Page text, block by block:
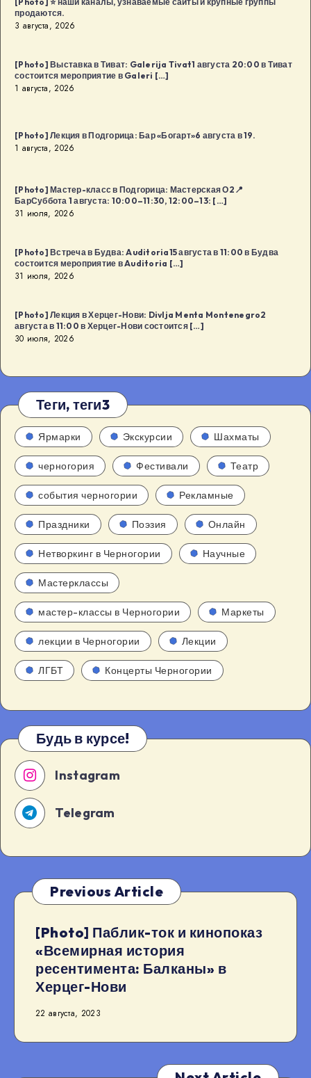
августа
в
Будва
[…]
продаются.
3 августа, 2026
[Photo] Выставка в Тиват: Galerija Tivat1 августа 20:00 в Тиват
состоится мероприятие в Galeri […]
1 августа, 2026
[Photo] Лекция в Подгорица: Бар «Богарт»6 августа в 19.
1 августа, 2026
[Photo] Мастер-класс в Подгорица: Мастерская О2📍
БарСуббота 1 августа: 10:00–11:30, 12:00–13: […]
31 июля, 2026
[Photo] Встреча в Будва: Auditoria15 августа в 11:00 в Будва
состоится мероприятие в Auditoria […]
31 июля, 2026
[Photo] Лекция в Херцег-Нови: Divlja Menta Montenegro2
августа в 11:00 в Херцег-Нови состоится […]
30 июля, 2026
Теги, теги3
Ярмарки Экскурсии Шахматы
черногория Фестивали Театр
события черногории Рекламные
Праздники Поэзия Онлайн
Нетворкинг в Черногории Научные
Мастерклассы
мастер-классы в Черногории Маркеты
лекции в Черногории Лекции
ЛГБТ Концерты Черногории
Будь в курсе!
Instagram
Telegram
Previous Article
[Photo] Паблик-ток и кинопоказ
«Всемирная история
ресентимента: Балканы» в
Херцег-Нови
22 августа, 2023